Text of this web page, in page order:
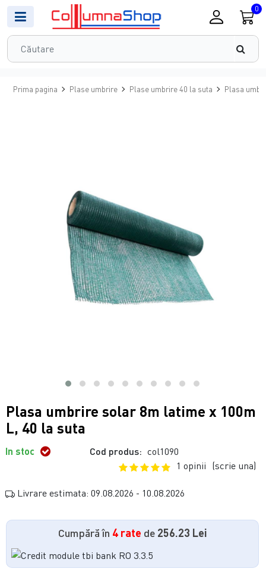
0
Prima pagina Plase umbrire Plase umbrire 40 la suta Plasa
Plasa umbrire solar 8m latime x 100m
L, 40 la suta
In stoc Cod produs: col1090
1 opinii (scrie una)
Livrare estimata: 09.08.2026 - 10.08.2026
Cumpără în 4 rate de 256.23 Lei